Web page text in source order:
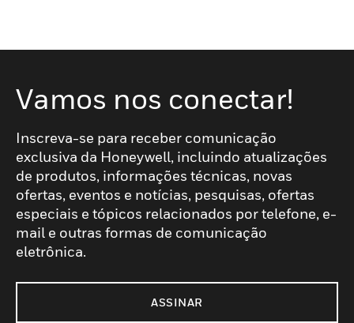
Vamos nos conectar!
Inscreva-se para receber comunicação
exclusiva da Honeywell, incluindo atualizações
de produtos, informações técnicas, novas
ofertas, eventos e notícias, pesquisas, ofertas
especiais e tópicos relacionados por telefone, e-
mail e outras formas de comunicação
eletrônica.
ASSINAR